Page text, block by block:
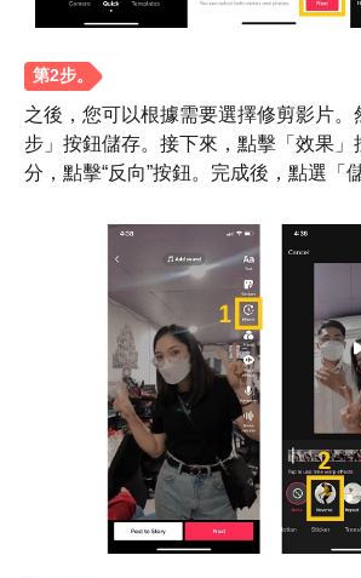
第2步。
之後，您可以根據需要選擇修剪影片。
步」按鈕儲存。接下來，點擊「效果」
分，點擊“反向”按鈕。完成後，點選「